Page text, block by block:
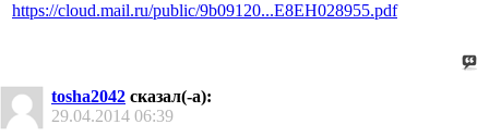
https://cloud.mail.ru/public/9b09120...E8EH028955.pdf
tosha2042 сказал(-а):
29.04.2014 06:39